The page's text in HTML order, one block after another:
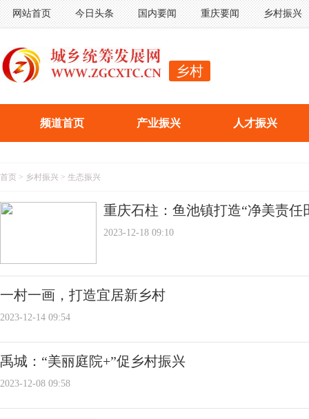
网站首页 今日头条 国内要闻 重庆要闻 乡村振兴
乡村
频道首页 产业振兴 人才振兴
首页 > 乡村振兴 > 生态振兴
重庆石柱：鱼池镇打造“净美责任
2023-12-18 09:10
一村一画，打造宜居新乡村
2023-12-14 09:54
禹城：“美丽庭院+”促乡村振兴
2023-12-08 09:58